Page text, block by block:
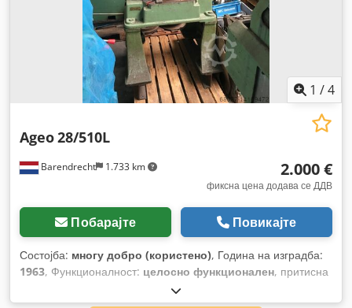
1 /4
Barendrecht 1.733 km
Ageo28/510L
2.000 €
фиксна цена додава се ДДВ
Побарајте Повикајте
Состојба: многу добро (користено), Година на изградба:
1963, Функционалност: целосно функционален, притисна